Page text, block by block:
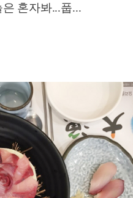
혼자봐...풉...